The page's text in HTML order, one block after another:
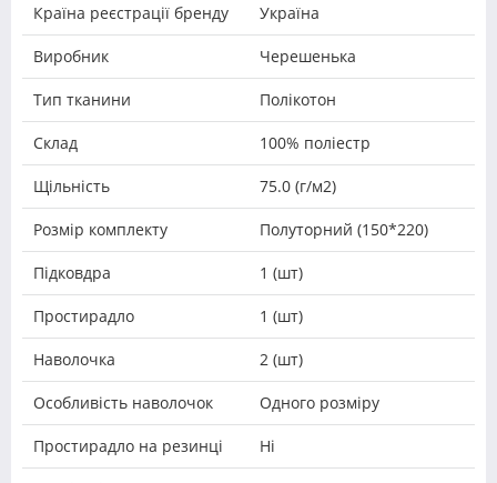
Країна реєстрації бренду Україна
Виробник Черешенька
Тип тканини Полікотон
Склад 100% поліестр
Щільність 75.0 (г/м2)
Розмір комплекту Полуторний (150*220)
Підковдра 1 (шт)
Простирадло 1 (шт)
Наволочка 2 (шт)
Особливість наволочок Одного розміру
Простирадло на резинці Ні